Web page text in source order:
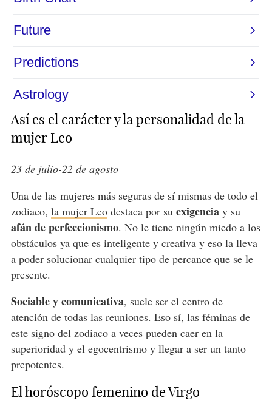
Así es el carácter y la personalidad de la
mujer Leo
23 de julio-22 de agosto
Una de las mujeres más seguras de sí mismas de todo el
zodiaco, la mujer Leodestaca por su exigenciay su
afán de perfeccionismo. No le tiene ningún miedo a los
obstáculos ya que es inteligente y creativa y eso la lleva
a poder solucionar cualquier tipo de percance que se le
presente.
Sociable y comunicativa, suele ser el centro de
atención de todas las reuniones. Eso sí, las féminas de
este signo del zodiaco a veces pueden caer en la
superioridad y el egocentrismo y llegar a ser un tanto
prepotentes.
El horóscopo femenino de Virgo